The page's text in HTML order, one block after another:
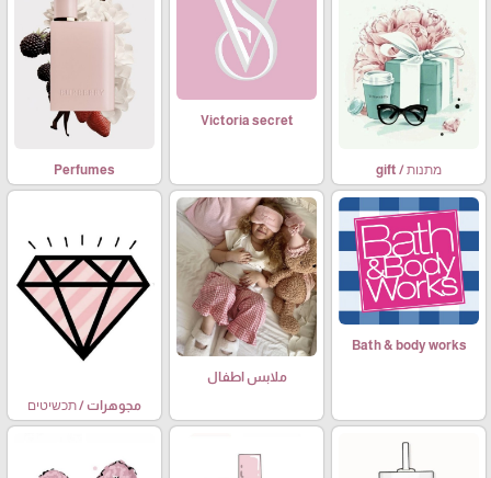
מתנות / gift
Victoria secret
Perfumes
Bath & body works
ملابس اطفال
مجوهرات / תכשיטים